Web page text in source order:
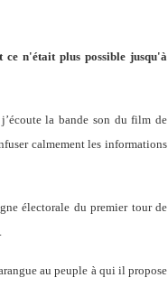
n'était plus possible jusqu'à
la bande son du film de
calmement les informations
électorale du premier tour de
au peuple à qui il propose